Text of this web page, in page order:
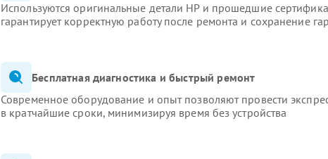
Используются оригинальные детали HP и прошедшие
гарантирует корректную работу после ремонта и сохранение
Бесплатная диагностика и быстрый ремонт
Современное оборудование и опыт позволяют провести
в кратчайшие сроки, минимизируя время без устройства